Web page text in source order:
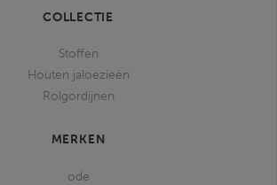
COLLECTIE
Stoffen
Houten jaloezieën
Rolgordijnen
MERKEN
ode